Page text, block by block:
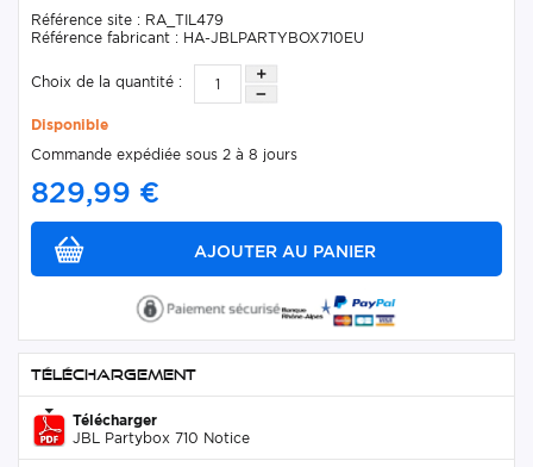
Référence site : RA_TIL479
Référence fabricant : HA-JBLPARTYBOX710EU
Choix de la quantité :
Disponible
Commande expédiée sous 2 à 8 jours
829,99 €
Téléchargement
Télécharger
JBL Partybox 710 Notice